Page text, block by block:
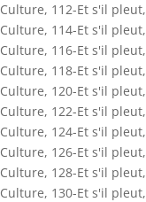
Culture, 112-Et s'il pleut,
Culture, 114-Et s'il pleut,
Culture, 116-Et s'il pleut,
Culture, 118-Et s'il pleut,
Culture, 120-Et s'il pleut,
Culture, 122-Et s'il pleut,
Culture, 124-Et s'il pleut,
Culture, 126-Et s'il pleut,
Culture, 128-Et s'il pleut,
Culture, 130-Et s'il pleut,